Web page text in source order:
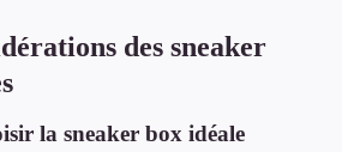
des sneaker
la sneaker box idéale